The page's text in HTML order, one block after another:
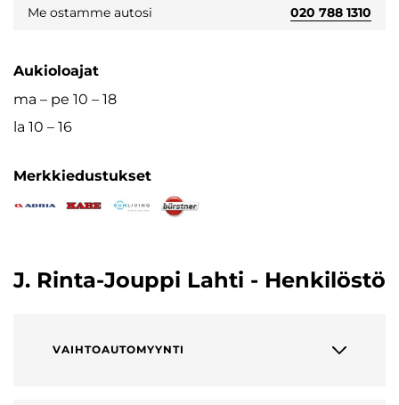
Me ostamme autosi 020 788 1310
Aukioloajat
ma – pe 10 – 18
la 10 – 16
Merkkiedustukset
J. Rinta-Jouppi Lahti - Henkilöstö
VAIHTOAUTOMYYNTI